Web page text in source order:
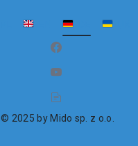
(öffnet in neuem
(öffnet in neuem
(öffnet in neuem
© 2025 by Mido sp. z o.o.